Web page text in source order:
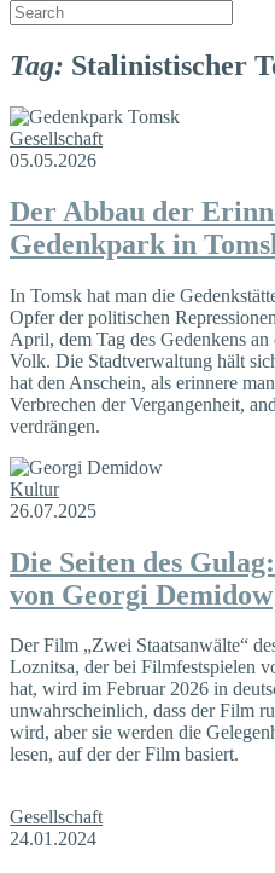
Tag: Stalinistischer
Gesellschaft
05.05.2026
Der Abbau der
Gedenkpark in
In Tomsk hat man die
Opfer der politischen
April, dem Tag des Gedenkens
Volk. Die Stadtverwaltung hält
hat den Anschein, als erinnere
Verbrechen der Vergangenheit,
verdrängen.
Kultur
26.07.2025
Die Seiten des
von Georgi Demidow
Der Film „Zwei Staatsanwälte“
Loznitsa, der bei Filmfestspielen
hat, wird im Februar 2026 in
unwahrscheinlich, dass der Film
wird, aber sie werden die
lesen, auf der der Film basiert.
Gesellschaft
24.01.2024